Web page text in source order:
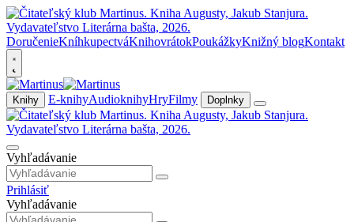
DoručenieKníhkupectváKnihovrátokPoukážkyKnižný blogKontakt
Knihy E-knihyAudioknihyHryFilmy Doplnky
Vyhľadávanie
Prihlásiť
Vyhľadávanie